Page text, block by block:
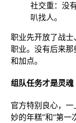
社交重：没
叭找人。
职业先开放了战
职业。没有后来
和加点。
组队任务才是灵魂
官方特别良心，一
妙的年糕”和“第一